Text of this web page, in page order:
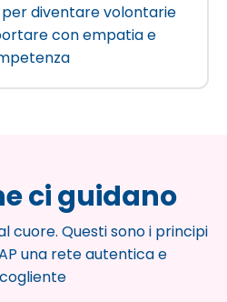
diventare volontarie
con empatia e
ci guidano
cuore. Questi sono i principi
una rete autentica e